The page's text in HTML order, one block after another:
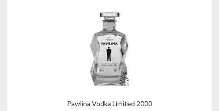
Pawlina Vodka Limited 2000